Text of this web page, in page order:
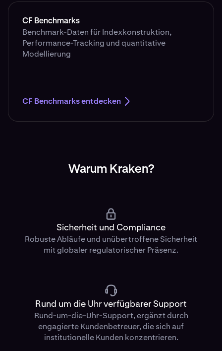
CF Benchmarks
Benchmark-Daten für Indexkonstruktion,
Performance-Tracking und quantitative
Modellierung
CF Benchmarks entdecken
Warum Kraken?
Sicherheit und Compliance
Robuste Abläufe und unübertroffene Sicherheit
mit globaler regulatorischer Präsenz.
Rund um die Uhr verfügbarer Support
Rund-um-die-Uhr-Support, ergänzt durch
engagierte Kundenbetreuer, die sich auf
institutionelle Kunden konzentrieren.